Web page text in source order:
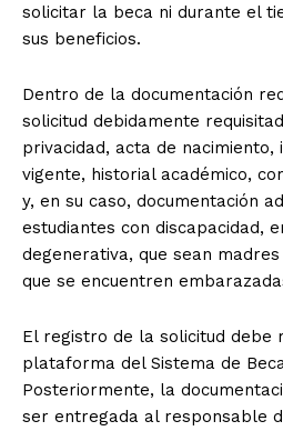
solicitar la beca ni durante el
sus beneficios.
Dentro de la documentación
solicitud debidamente
privacidad, acta de nacimiento,
vigente, historial académico,
y, en su caso, documentación
estudiantes con discapacidad,
degenerativa, que sean
que se encuentren
El registro de la solicitud debe
plataforma del Sistema de
Posteriormente, la
ser entregada al responsable